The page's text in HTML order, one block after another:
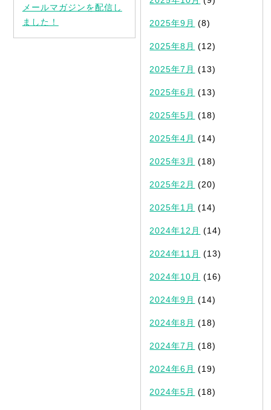
メールマガジンを配信し
ました！
2025年9月 (8)
2025年8月 (12)
2025年7月 (13)
2025年6月 (13)
2025年5月 (18)
2025年4月 (14)
2025年3月 (18)
2025年2月 (20)
2025年1月 (14)
2024年12月 (14)
2024年11月 (13)
2024年10月 (16)
2024年9月 (14)
2024年8月 (18)
2024年7月 (18)
2024年6月 (19)
2024年5月 (18)